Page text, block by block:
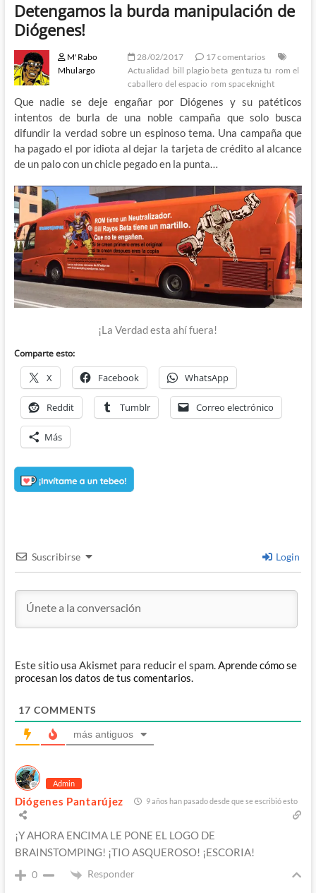
Detengamos la burda manipulación de
Diógenes!
M'Rabo
Mhulargo
28/02/2017
17 comentarios
Actualidad bill plagio beta gentuza tu rom el
caballero del espacio rom spaceknight
Que nadie se deje engañar por Diógenes y su patéticos
intentos de burla de una noble campaña que solo busca
difundir la verdad sobre un espinoso tema. Una campaña que
ha pagado el por idiota al dejar la tarjeta de crédito al alcance
de un palo con un chicle pegado en la punta…
¡La Verdad esta ahí fuera!
Comparte esto:
X Facebook WhatsApp
Reddit Tumblr Correo electrónico
Más
Suscribirse Login
Este sitio usa Akismet para reducir el spam.Aprende cómo se
procesan los datos de tus comentarios.
17 COMMENTS
más antiguos
Admin
Diógenes Pantarújez 9 años han pasado desde que se escribió esto
¡Y AHORA ENCIMA LE PONE EL LOGO DE
BRAINSTOMPING! ¡TIO ASQUEROSO! ¡ESCORIA!
0 Responder